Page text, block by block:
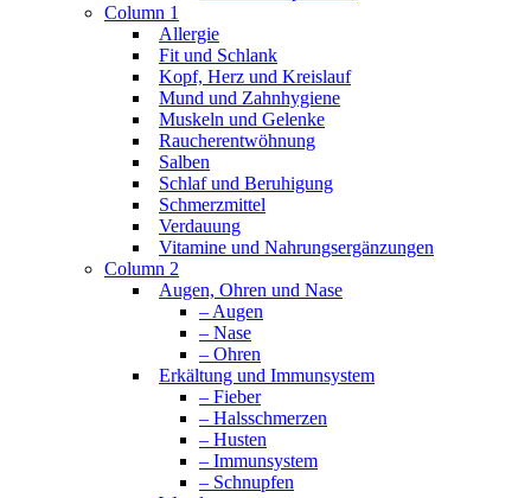
Column 1
Allergie
Fit und Schlank
Kopf, Herz und Kreislauf
Mund und Zahnhygiene
Muskeln und Gelenke
Raucherentwöhnung
Salben
Schlaf und Beruhigung
Schmerzmittel
Verdauung
Vitamine und Nahrungsergänzungen
Column 2
Augen, Ohren und Nase
– Augen
– Nase
– Ohren
Erkältung und Immunsystem
– Fieber
– Halsschmerzen
– Husten
– Immunsystem
– Schnupfen